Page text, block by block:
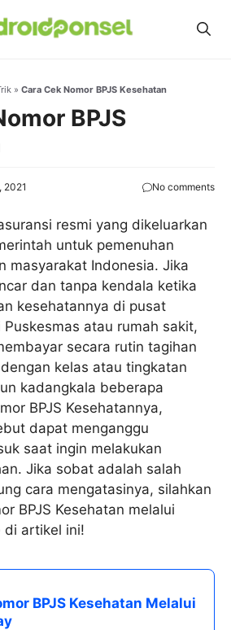
» Cara Cek Nomor BPJS Kesehatan
BPJS
2021 No comments
resmi yang dikeluarkan
untuk pemenuhan
masyarakat Indonesia. Jika
dan tanpa kendala ketika
kesehatannya di pusat
atau rumah sakit,
secara rutin tagihan
kelas atau tingkatan
kadangkala beberapa
BPJS Kesehatannya,
dapat menganggu
saat ingin melakukan
Jika sobat adalah salah
cara mengatasinya, silahkan
BPJS Kesehatan melalui
di artikel ini!
BPJS Kesehatan Melalui